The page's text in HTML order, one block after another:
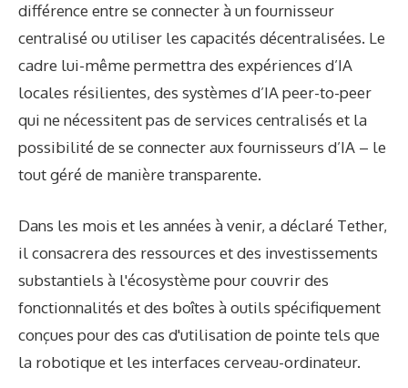
différence entre se connecter à un fournisseur
centralisé ou utiliser les capacités décentralisées. Le
cadre lui-même permettra des expériences d’IA
locales résilientes, des systèmes d’IA peer-to-peer
qui ne nécessitent pas de services centralisés et la
possibilité de se connecter aux fournisseurs d’IA – le
tout géré de manière transparente.
Dans les mois et les années à venir, a déclaré Tether,
il consacrera des ressources et des investissements
substantiels à l'écosystème pour couvrir des
fonctionnalités et des boîtes à outils spécifiquement
conçues pour des cas d'utilisation de pointe tels que
la robotique et les interfaces cerveau-ordinateur.